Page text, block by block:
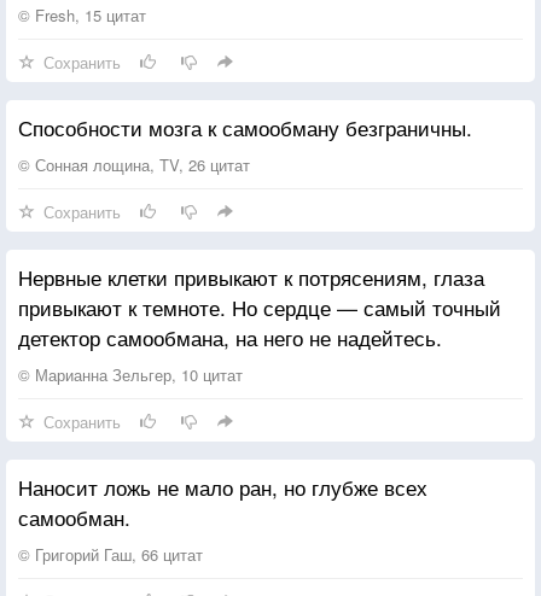
© Fresh, 15 цитат
Сохранить
Способности мозга к самообману безграничны.
© Сонная лощина, TV, 26 цитат
Сохранить
Нервные клетки привыкают к потрясениям, глаза
привыкают к темноте. Но сердце — самый точный
детектор самообмана, на него не надейтесь.
© Марианна Зельгер, 10 цитат
Сохранить
Наносит ложь не мало ран, но глубже всех
самообман.
© Григорий Гаш, 66 цитат